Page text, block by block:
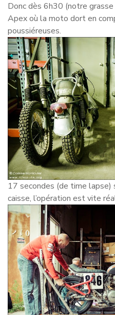
Donc dès 6h30 (notre
Apex où la moto dort en
poussiéreuses.
17 secondes (de time
caisse, l’opération est vite